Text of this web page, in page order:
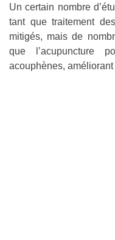
Un certain nombre
tant que traitement
mitigés, mais de
que l’acupuncture
acouphènes,